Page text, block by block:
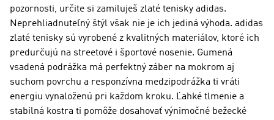
pozornosti, určite si zamiluješ zlaté tenisky adidas.
Neprehliadnuteľný štýl však nie je ich jediná výhoda. adidas
zlaté tenisky sú vyrobené z kvalitných materiálov, ktoré ich
predurčujú na streetové i športové nosenie. Gumená
vsadená podrážka má perfektný záber na mokrom aj
suchom povrchu a responzívna medzipodrážka ti vráti
energiu vynaloženú pri každom kroku. Ľahké tlmenie a
stabilná kostra ti pomôže dosahovať výnimočné bežecké